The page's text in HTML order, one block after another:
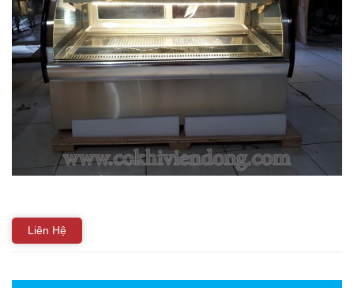
Liên Hệ
THIẾT BỊ LÀM ĐỒ ĂN NHANH
THIẾT BỊ LÀM BÁNH
MÁY ĐÓNG GÓI THỰC PHẨM
THIẾT BỊ LẠNH
UNCATEGORIZED